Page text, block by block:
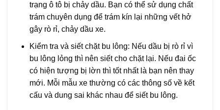
trạng ô tô bị chảy dầu. Bạn có thể sử dụng chất
trám chuyên dụng để trám kín lại những vết hở
gây rò rỉ, chảy dầu xe.
Kiểm tra và siết chặt bu lông: Nếu dầu bị rò rỉ vì
bu lông lỏng thì nên siết cho chặt lại. Nếu đai ốc
có hiện tượng bị lờn thì tốt nhất là bạn nên thay
mới. Mỗi mẫu xe thường có các thông số về kết
cấu và dung sai khác nhau để siết bu lông.